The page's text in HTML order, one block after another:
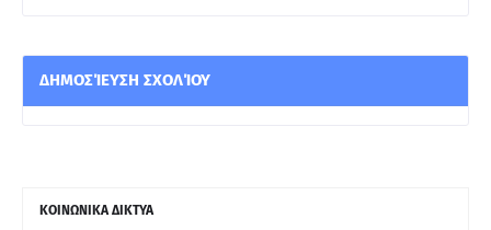
ΔΗΜΟΣΊΕΥΣΗ ΣΧΟΛΊΟΥ
ΚΟΙΝΩΝΙΚΑ ΔΙΚΤΥΑ